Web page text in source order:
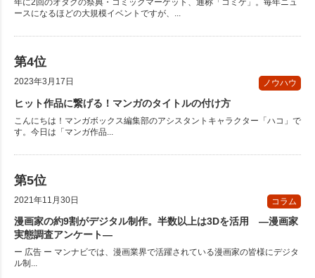
年に2回のオタクの祭典・コミックマーケット、通称「コミケ」。毎年ニュ
ースになるほどの大規模イベントですが、...
2023年3月17日 ノウハウ
ヒット作品に繋げる！マンガのタイトルの付け方
こんにちは！マンガボックス編集部のアシスタントキャラクター「ハコ」で
す。今日は「マンガ作品...
2021年11月30日 コラム
漫画家の約9割がデジタル制作。半数以上は3Dを活用 ―漫画家
実態調査アンケート―
ー 広告 ー マンナビでは、漫画業界で活躍されている漫画家の皆様にデジタ
ル制...